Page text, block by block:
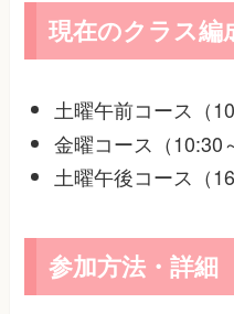
現在のクラス編
土曜午前コース（
金曜コース（10:30
土曜午後コース（
参加方法・詳細